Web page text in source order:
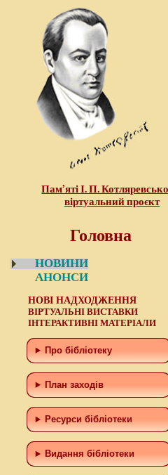
Пам’яті І. П.
віртуальний проєкт
Головна
НОВИНИ
АНОНСИ
НОВІ НАДХОДЖЕННЯ
ВІРТУАЛЬНІ ВИСТАВКИ
ІНТЕРАКТИВНІ МАТЕРІАЛИ
Про бібліотеку
План заходів
Ресурси бібліотеки
Видання бібліотеки